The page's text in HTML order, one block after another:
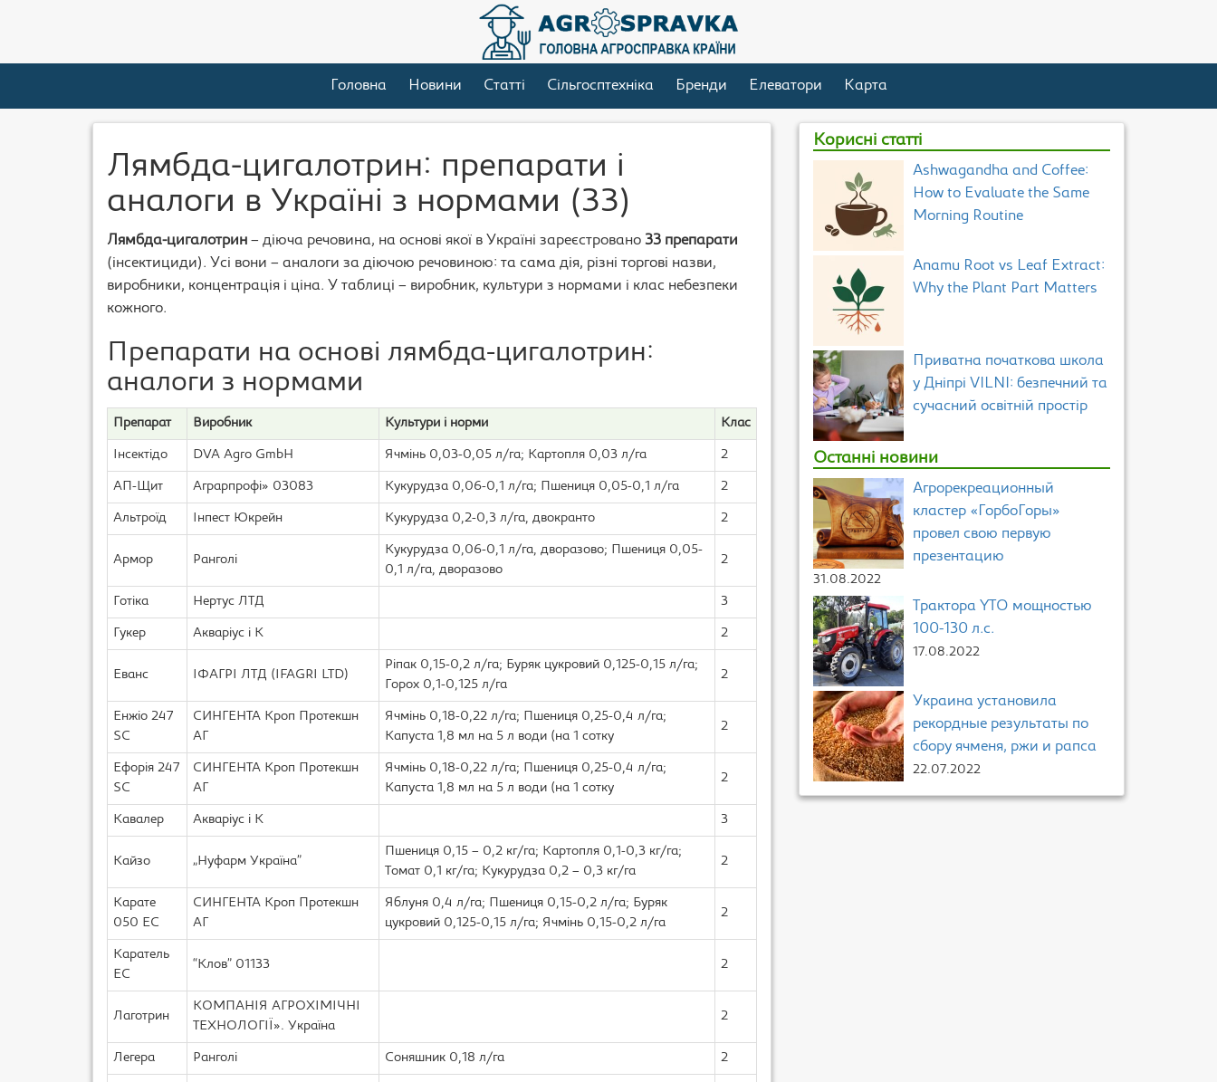
Головна Новини Статті Сільгосптехніка Бренди Елеватори Карта
Лямбда-цигалотрин: препарати і
аналоги в Україні з нормами (33)
Лямбда-цигалотрин – діюча речовина, на основі якої в Україні зареєстровано 33 препарати
(інсектициди). Усі вони – аналоги за діючою речовиною: та сама дія, різні торгові назви,
виробники, концентрація і ціна. У таблиці – виробник, культури з нормами і клас небезпеки
кожного.
Препарати на основі лямбда-цигалотрин:
аналоги з нормами
Препарат Виробник Культури і норми Клас
Інсектідо DVA Agro GmbH Ячмінь 0,03-0,05 л/га; Картопля 0,03 л/га 2
АП-Щит Аграрпрофі» 03083 Кукурудза 0,06-0,1 л/га; Пшениця 0,05-0,1 л/га 2
Альтроїд Інпест Юкрейн Кукурудза 0,2-0,3 л/га, двокранто 2
Армор Ранголі
Кукурудза 0,06-0,1 л/га, дворазово; Пшениця 0,05-
0,1 л/га, дворазово
2
Готіка Нертус ЛТД 3
Гукер Акваріус і К 2
Еванс ІФАГРІ ЛТД (IFAGRI LTD)
Ріпак 0,15-0,2 л/га; Буряк цукровий 0,125-0,15 л/га;
Горох 0,1-0,125 л/га
2
Енжіо 247
SC
СИНГЕНТА Кроп Протекшн
АГ
Ячмінь 0,18-0,22 л/га; Пшениця 0,25-0,4 л/га;
Капуста 1,8 мл на 5 л води (на 1 сотку
2
Ефорія 247
SC
СИНГЕНТА Кроп Протекшн
АГ
Ячмінь 0,18-0,22 л/га; Пшениця 0,25-0,4 л/га;
Капуста 1,8 мл на 5 л води (на 1 сотку
2
Кавалер Акваріус і К 3
Кайзо „Нуфарм Україна”
Пшениця 0,15 – 0,2 кг/га; Картопля 0,1-0,3 кг/га;
Томат 0,1 кг/га; Кукурудза 0,2 – 0,3 кг/га
2
Карате
050 ЕС
СИНГЕНТА Кроп Протекшн
АГ
Яблуня 0,4 л/га; Пшениця 0,15-0,2 л/га; Буряк
цукровий 0,125-0,15 л/га; Ячмінь 0,15-0,2 л/га
2
Каратель
ЕС
“Клов” 01133 2
Лаготрин
КОМПАНІЯ АГРОХІМІЧНІ
ТЕХНОЛОГІЇ». Україна
2
Легера Ранголі Соняшник 0,18 л/га 2
Корисні статті
Ashwagandha and Coffee:
How to Evaluate the Same
Morning Routine
Anamu Root vs Leaf Extract:
Why the Plant Part Matters
Приватна початкова школа
у Дніпрі VILNI: безпечний та
сучасний освітній простір
Останні новини
Агрорекреационный
кластер «ГорбоГоры»
провел свою первую
презентацию
31.08.2022
Трактора YTO мощностью
100-130 л.с.
17.08.2022
Украина установила
рекордные результаты по
сбору ячменя, ржи и рапса
22.07.2022